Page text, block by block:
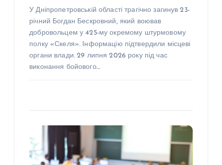
У Дніпропетровській області трагічно загинув 23-
річний Богдан Бескровний, який воював
добровольцем у 425-му окремому штурмовому
полку «Скеля». Інформацію підтвердили місцеві
органи влади. 29 липня 2026 року під час
виконання бойового…